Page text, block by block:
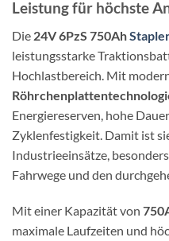
Leistung für höchste
Die 24V 6PzS 750Ah
leistungsstarke
Hochlastbereich. Mit
Energiereserven, hohe
Zyklenfestigkeit. Damit ist
Industrieeinsätze,
Fahrwege und den
Mit einer Kapazität von
maximale Laufzeiten und